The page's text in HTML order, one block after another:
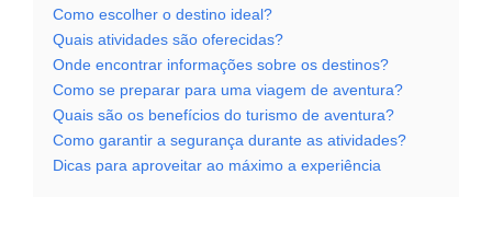
Como escolher o destino ideal?
Quais atividades são oferecidas?
Onde encontrar informações sobre os destinos?
Como se preparar para uma viagem de aventura?
Quais são os benefícios do turismo de aventura?
Como garantir a segurança durante as atividades?
Dicas para aproveitar ao máximo a experiência